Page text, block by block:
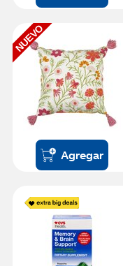
NUEVO
Agregar